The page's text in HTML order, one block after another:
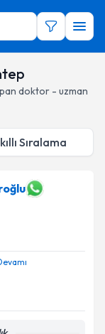
doktor - uzman
Sıralama